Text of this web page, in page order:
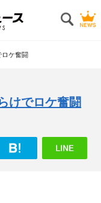
ケ奮闘
けでロケ奮闘